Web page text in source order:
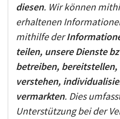
diesen. Wir können
erhaltenen
mithilfe der
teilen, unsere Dienste
betreiben, bereitstellen,
verstehen,
vermarkten. Dies
Unterstützung bei der